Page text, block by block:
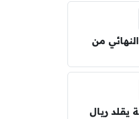
من
يقلد ريال